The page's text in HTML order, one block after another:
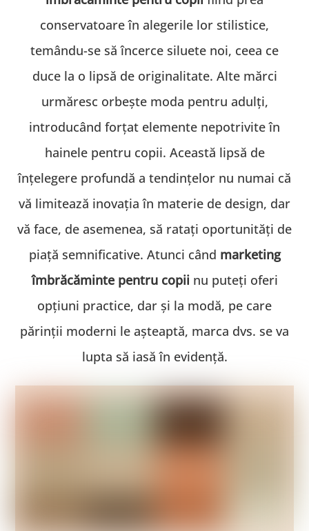
conservatoare în alegerile lor stilistice,
temându-se să încerce siluete noi, ceea ce
duce la o lipsă de originalitate. Alte mărci
urmăresc orbește moda pentru adulți,
introducând forțat elemente nepotrivite în
hainele pentru copii. Această lipsă de
înțelegere profundă a tendințelor nu numai că
vă limitează inovația în materie de design, dar
vă face, de asemenea, să ratați oportunități de
piață semnificative. Atunci când marketing
îmbrăcăminte pentru copiinu puteți oferi
opțiuni practice, dar și la modă, pe care
părinții moderni le așteaptă, marca dvs. se va
lupta să iasă în evidență.